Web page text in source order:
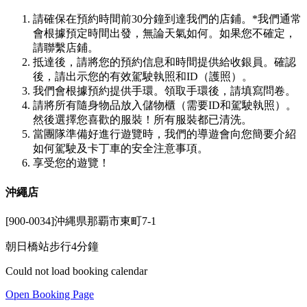
請確保在預約時間前30分鐘到達我們的店鋪。*我們通常
會根據預定時間出發，無論天氣如何。如果您不確定，
請聯繫店鋪。
抵達後，請將您的預約信息和時間提供給收銀員。確認
後，請出示您的有效駕駛執照和ID（護照）。
我們會根據預約提供手環。領取手環後，請填寫問卷。
請將所有隨身物品放入儲物櫃（需要ID和駕駛執照）。
然後選擇您喜歡的服裝！所有服裝都已清洗。
當團隊準備好進行遊覽時，我們的導遊會向您簡要介紹
如何駕駛及卡丁車的安全注意事項。
享受您的遊覽！
沖繩店
[900-0034]沖縄県那覇市東町7-1
朝日橋站步行4分鐘
Could not load booking calendar
Open Booking Page